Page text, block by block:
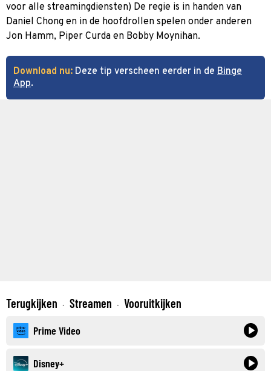
voor alle streamingdiensten) De regie is in handen van
Daniel Chong en in de hoofdrollen spelen onder anderen
Jon Hamm, Piper Curda en Bobby Moynihan.
Download nu: Deze tip verscheen eerder in de Binge
App.
Terugkijken · Streamen · Vooruitkijken
Prime Video
Disney+